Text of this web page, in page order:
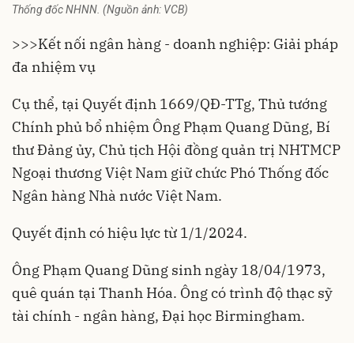
Thống đốc NHNN. (Nguồn ảnh: VCB)
>>>Kết nối ngân hàng - doanh nghiệp: Giải pháp
đa nhiệm vụ
Cụ thể, tại Quyết định 1669/QĐ-TTg, Thủ tướng
Chính phủ bổ nhiệm Ông Phạm Quang Dũng, Bí
thư Đảng ủy, Chủ tịch Hội đồng quản trị NHTMCP
Ngoại thương Việt Nam giữ chức Phó Thống đốc
Ngân hàng Nhà nước Việt Nam.
Quyết định có hiệu lực từ 1/1/2024.
Ông Phạm Quang Dũng sinh ngày 18/04/1973,
quê quán tại Thanh Hóa. Ông có trình độ thạc sỹ
tài chính - ngân hàng, Đại học Birmingham.